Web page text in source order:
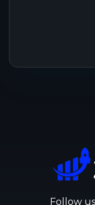
Follow